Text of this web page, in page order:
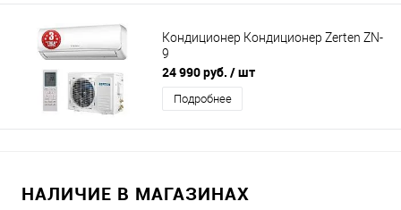
Кондиционер Кондиционер Zerten ZN-
9
24 990 руб. / шт
Подробнее
НАЛИЧИЕ В МАГАЗИНАХ